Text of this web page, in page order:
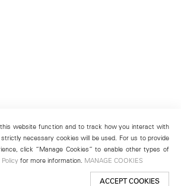
website function and to track how you interact with
necessary cookies will be used. For us to provide
click “Manage Cookies” to enable other types of
for more information. MANAGE COOKIES
ACCEPT COOKIES